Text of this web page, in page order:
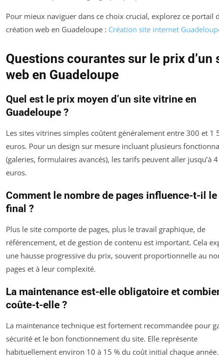
Pour mieux naviguer dans ce choix crucial, explorez ce portail
création web en Guadeloupe : Création site internet
Questions courantes sur le prix d’un
web en Guadeloupe
Quel est le prix moyen d’un site vitrine en
Guadeloupe ?
Les sites vitrines simples coûtent généralement entre 300 et 1
euros. Pour un design sur mesure incluant plusieurs
(galeries, formulaires avancés), les tarifs peuvent aller jusqu’à
euros.
Comment le nombre de pages influence-t-il
final ?
Plus le site comporte de pages, plus le travail graphique, de
référencement, et de gestion de contenu est important. Cela
une hausse progressive du prix, souvent proportionnelle au
pages et à leur complexité.
La maintenance est-elle obligatoire et
coûte-t-elle ?
La maintenance technique est fortement recommandée pour
sécurité et le bon fonctionnement du site. Elle représente
habituellement environ 10 à 15 % du coût initial chaque année.